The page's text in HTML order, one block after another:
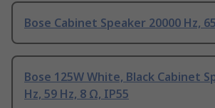
Bose Cabinet Speaker 20000 Hz,
Bose 125W White, Black Cabinet
Hz, 59 Hz, 8 Ω, IP55